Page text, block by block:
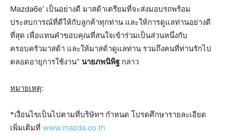
Mazda6e’ เป็นอย่างดี มาสด้าเตรียมที่จะส่งมอบรถพร้อม
ประสบการณ์ที่ดีให้กับลูกค้าทุกท่าน และให้การดูแลท่านอย่างดี
ที่สุด เพื่อแทนคำขอบคุณที่สนใจเข้าร่วมเป็นส่วนหนึ่งกับ
ครอบครัวมาสด้า และให้มาสด้าดูแลท่าน รวมถึงคนที่ท่านรักไป
ตลอดอายุการใช้งาน” นายภพนิพิฐ กล่าว
หมายเหตุ:
*เงื่อนไขเป็นไปตามที่บริษัทฯ กำหนด โปรดศึกษารายละเอียด
เพิ่มเติมที่ www.mazda.co.th